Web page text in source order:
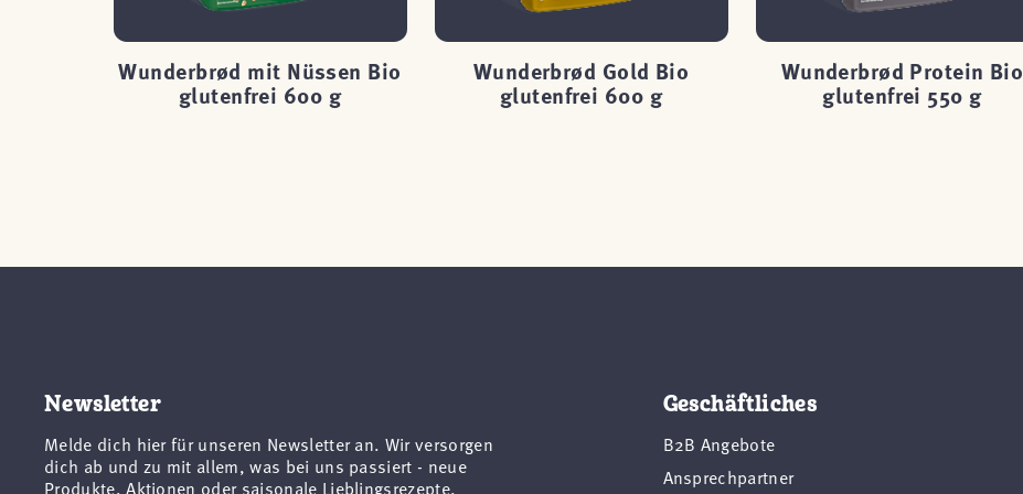
Wunderbrød mit Nüssen Bio
glutenfrei 600 g
Wunderbrød Gold Bio
glutenfrei 600 g
Wunderbrød Protein Bio
glutenfrei 550 g
Newsletter
Melde dich hier für unseren Newsletter an. Wir versorgen
dich ab und zu mit allem, was bei uns passiert - neue
Produkte, Aktionen oder saisonale Lieblingsrezepte.
Geschäftliches
B2B Angebote
Ansprechpartner